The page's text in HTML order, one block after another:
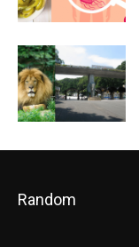
Random